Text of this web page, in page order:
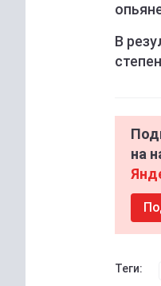
В
на
Теги: